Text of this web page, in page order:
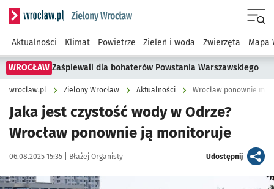
Serwis informacyjny wroclaw.pl podserwis: Środowisko we
Aktualności Klimat Powietrze Zieleń i woda Zwierzęta Mapa
WROCŁAW Zaśpiewali dla bohaterów Powstania Warszawskiego
wroclaw.pl Zielony Wrocław Aktualności Wrocław ponownie
Jaka jest czystość wody w Odrze?
Wrocław ponownie ją monitoruje
Data publikacji:
06.08.2025 15:35 | Autor:
Błażej Organisty Udostępnijartykuł
Kliknij, aby powiększyć